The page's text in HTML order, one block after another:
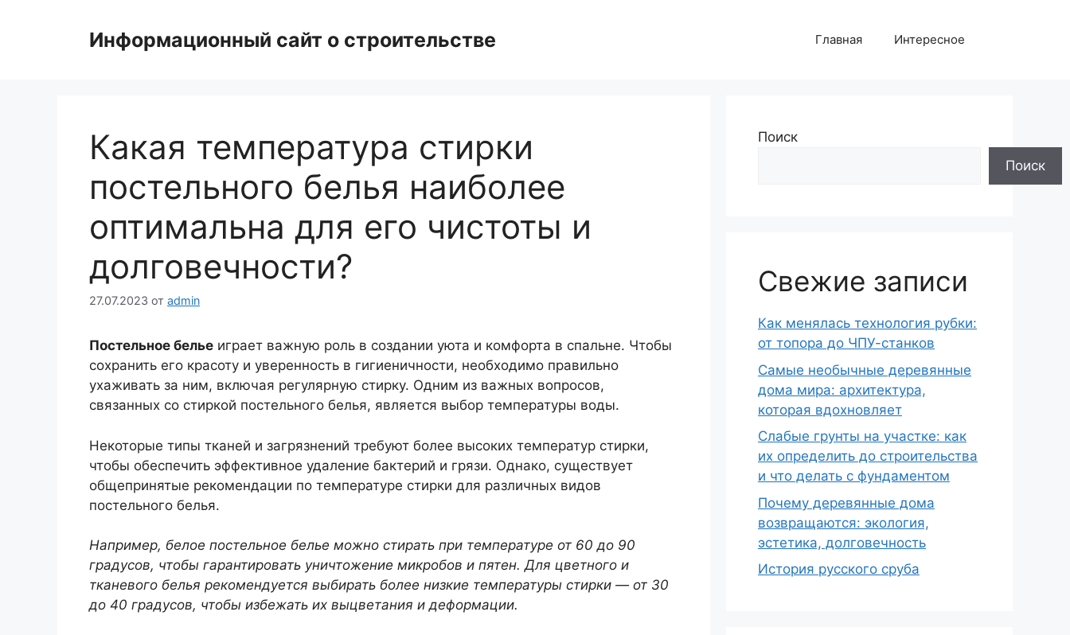
содержимомуИнформационный сайт о строительстве Главная Интересное
Какая температура стирки
постельного белья наиболее
оптимальна для его чистоты и
долговечности?
27.07.2023 от admin
Постельное белье играет важную роль в создании уюта и комфорта в спальне. Чтобы
сохранить его красоту и уверенность в гигиеничности, необходимо правильно
ухаживать за ним, включая регулярную стирку. Одним из важных вопросов,
связанных со стиркой постельного белья, является выбор температуры воды.
Некоторые типы тканей и загрязнений требуют более высоких температур стирки,
чтобы обеспечить эффективное удаление бактерий и грязи. Однако, существует
общепринятые рекомендации по температуре стирки для различных видов
постельного белья.
Например, белое постельное белье можно стирать при температуре от 60 до 90
градусов, чтобы гарантировать уничтожение микробов и пятен. Для цветного и
тканевого белья рекомендуется выбирать более низкие температуры стирки — от 30
до 40 градусов, чтобы избежать их выцветания и деформации.
Поиск
Поиск
Свежие записи
Как менялась технология рубки:
от топора до ЧПУ-станков
Самые необычные деревянные
дома мира: архитектура,
которая вдохновляет
Слабые грунты на участке: как
их определить до строительства
и что делать с фундаментом
Почему деревянные дома
возвращаются: экология,
эстетика, долговечность
История русского сруба